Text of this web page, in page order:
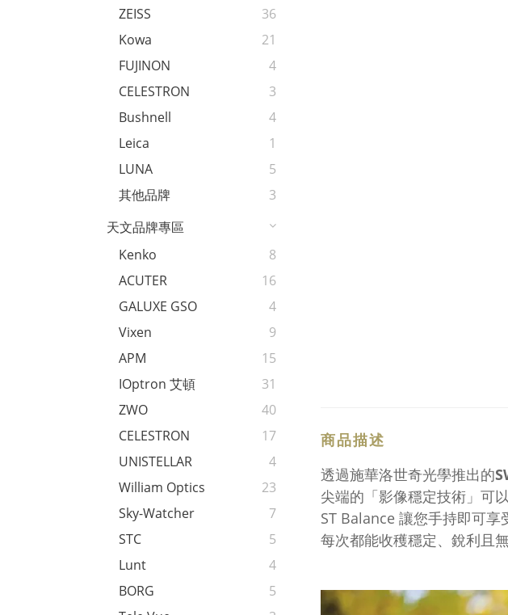
ZEISS
36
Kowa
21
FUJINON
4
CELESTRON
3
Bushnell
4
Leica
1
LUNA
5
其他品牌
3
天文品牌專區
Kenko
8
ACUTER
16
GALUXE GSO
4
Vixen
9
APM
15
IOptron 艾頓
31
ZWO
40
CELESTRON
17
UNISTELLAR
4
William Optics
23
Sky-Watcher
7
STC
5
Lunt
4
BORG
5
商品描述
透過施華洛世奇光學推出的
尖端的「影像穩定技術」可
ST Balance 讓您手持即可享
每次都能收穫穩定、銳利且